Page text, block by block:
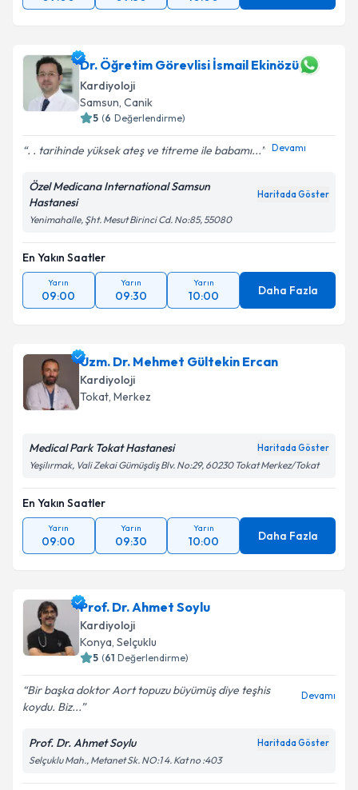
Dr. Öğretim Görevlisi İsmail Ekinözü
Kardiyoloji
Samsun, Canik
5 (6 Değerlendirme)
. . tarihinde yüksek ateş ve titreme ile babamı... Devamı
Özel Medicana International Samsun
Hastanesi
Haritada Göster
Yenimahalle, Şht. Mesut Birinci Cd. No:85, 55080
En Yakın Saatler
Yarın
09:00
Yarın
09:30
Yarın
10:00 Daha Fazla
Uzm. Dr. Mehmet Gültekin Ercan
Kardiyoloji
Tokat, Merkez
Medical Park Tokat Hastanesi Haritada Göster
Yeşilırmak, Vali Zekai Gümüşdiş Blv. No:29, 60230 Tokat Merkez/Tokat
En Yakın Saatler
Yarın
09:00
Yarın
09:30
Yarın
10:00 Daha Fazla
Prof. Dr. Ahmet Soylu
Kardiyoloji
Konya, Selçuklu
5 (61 Değerlendirme)
Bir başka doktor Aort topuzu büyümüş diye teşhis
koydu. Biz...
Devamı
Prof. Dr. Ahmet Soylu Haritada Göster
Selçuklu Mah., Metanet Sk. NO:1 4. Kat no :403